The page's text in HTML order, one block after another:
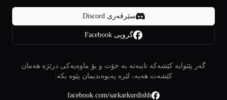
سێرڤەری Discord
گروپی Facebook
گەر پێتوایە کێشەکە تایبەتە بە خۆت و بۆ ماوەیەکی درێژە هەمان
کێشەت هەیە، لێرە پەیوەندیمان پێوە بکە:
facebook.com/sarkarkurdishh